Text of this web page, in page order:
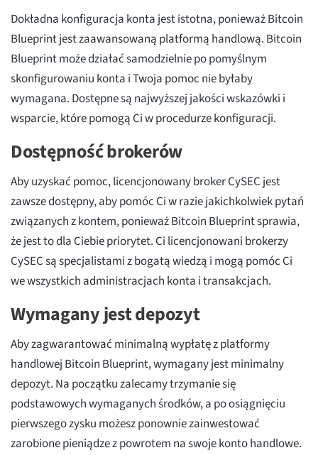
Dokładna konfiguracja konta jest istotna, ponieważ Bitcoin
Blueprint jest zaawansowaną platformą handlową. Bitcoin
Blueprint może działać samodzielnie po pomyślnym
skonfigurowaniu konta i Twoja pomoc nie byłaby
wymagana. Dostępne są najwyższej jakości wskazówki i
wsparcie, które pomogą Ci w procedurze konfiguracji.
Dostępność brokerów
Aby uzyskać pomoc, licencjonowany broker CySEC jest
zawsze dostępny, aby pomóc Ci w razie jakichkolwiek pytań
związanych z kontem, ponieważ Bitcoin Blueprint sprawia,
że jest to dla Ciebie priorytet. Ci licencjonowani brokerzy
CySEC są specjalistami z bogatą wiedzą i mogą pomóc Ci
we wszystkich administracjach konta i transakcjach.
Wymagany jest depozyt
Aby zagwarantować minimalną wypłatę z platformy
handlowej Bitcoin Blueprint, wymagany jest minimalny
depozyt. Na początku zalecamy trzymanie się
podstawowych wymaganych środków, a po osiągnięciu
pierwszego zysku możesz ponownie zainwestować
zarobione pieniądze z powrotem na swoje konto handlowe.